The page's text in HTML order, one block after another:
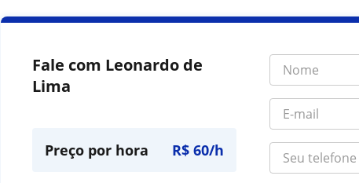
Fale com Leonardo de
Lima
Preço por hora R$ 60/h